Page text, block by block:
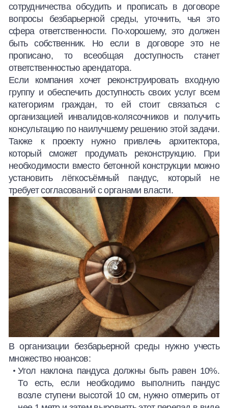
сотрудничества обсудить и прописать в договоре
вопросы безбарьерной среды, уточнить, чья это
сфера ответственности. По-хорошему, это должен
быть собственник. Но если в договоре это не
прописано, то всеобщая доступность станет
ответственностью арендатора.
Если компания хочет реконструировать входную
группу и обеспечить доступность своих услуг всем
категориям граждан, то ей стоит связаться с
организацией инвалидов-колясочников и получить
консультацию по наилучшему решению этой задачи.
Также к проекту нужно привлечь архитектора,
который сможет продумать реконструкцию. При
необходимости вместо бетонной конструкции можно
установить лёгкосъёмный пандус, который не
требует согласований с органами власти.
В организации безбарьерной среды нужно учесть
множество нюансов:
Угол наклона пандуса должны быть равен 10%.
То есть, если необходимо выполнить пандус
возле ступени высотой 10 см, нужно отмерить от